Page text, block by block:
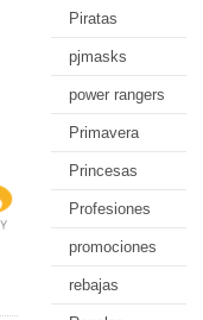
Piratas
pjmasks
power rangers
Primavera
Princesas
Profesiones
promociones
rebajas